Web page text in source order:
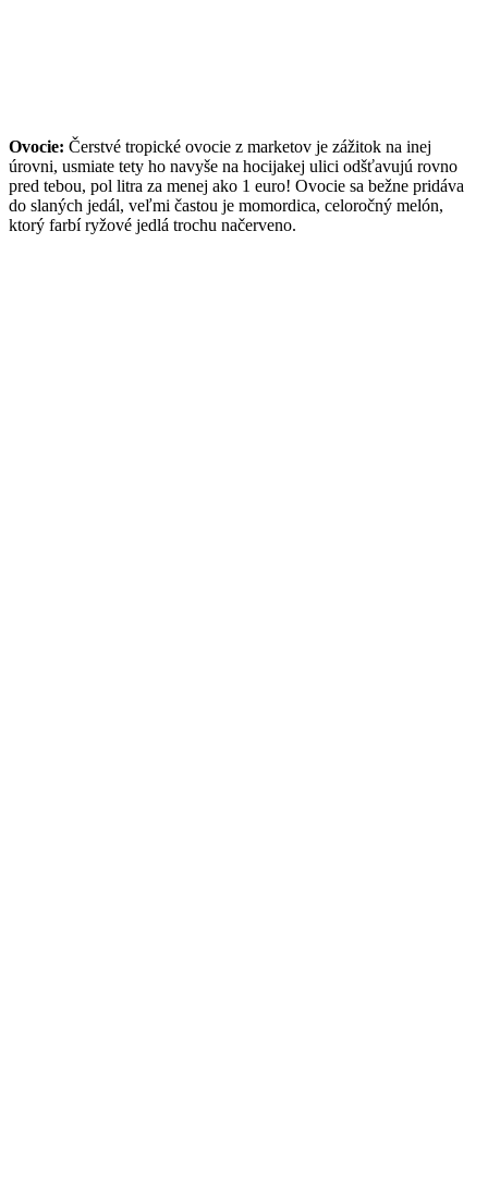
Ovocie: Čerstvé tropické ovocie z marketov je zážitok na inej
úrovni, usmiate tety ho navyše na hocijakej ulici odšťavujú rovno
pred tebou, pol litra za menej ako 1 euro! Ovocie sa bežne pridáva
do slaných jedál, veľmi častou je momordica, celoročný melón,
ktorý farbí ryžové jedlá trochu načerveno.